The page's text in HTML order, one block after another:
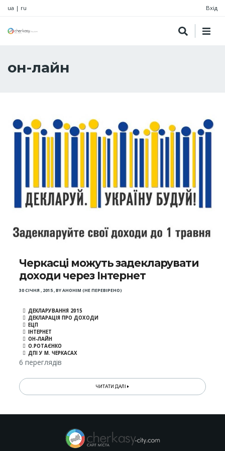
ua | ru Вхід
он-лайн
Черкасці можуть задекларувати
доходи через Інтернет
30 СІЧНЯ , 2015,BYАНОНІМ (НЕ ПЕРЕВІРЕНО)
ДЕКЛАРУВАННЯ 2015
ДЕКЛАРАЦІЯ ПРО ДОХОДИ
ЕЦП
ІНТЕРНЕТ
ОН-ЛАЙН
О.РОТАЄНКО
ДПІ У М. ЧЕРКАСАХ
6 переглядів
ЧИТАТИ ДАЛІ